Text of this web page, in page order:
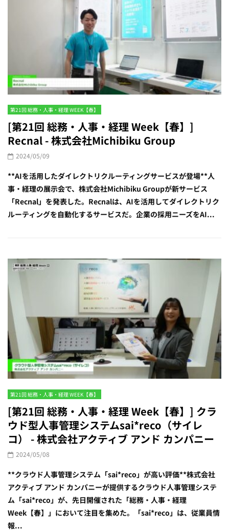
第21回 総務・人事・経理 WEEK【春】
[第21回 総務・人事・経理 Week【春】]
Recnal - 株式会社Michibiku Group
2024/05/09
**AIを活用したダイレクトリクルーティングサービスが登場**人
事・経理の展示会で、株式会社Michibiku Groupが新サービス
「Recnal」を発表した。Recnalは、AIを活用してダイレクトリク
ルーティングを自動化するサービスだ。企業の採用ニーズをAI...
第21回 総務・人事・経理 WEEK【春】
[第21回 総務・人事・経理 Week【春】] クラ
ウド型人事管理システムsai*reco（サイレ
コ） - 株式会社アクティブ アンド カンパニー
2024/05/08
**クラウド人事管理システム「sai*reco」が高い評価**株式会社
アクティブ アンド カンパニーが提供するクラウド人事管理システ
ム「sai*reco」が、先日開催された「総務・人事・経理
Week【春】」において注目を集めた。「sai*reco」は、従業員情
報...